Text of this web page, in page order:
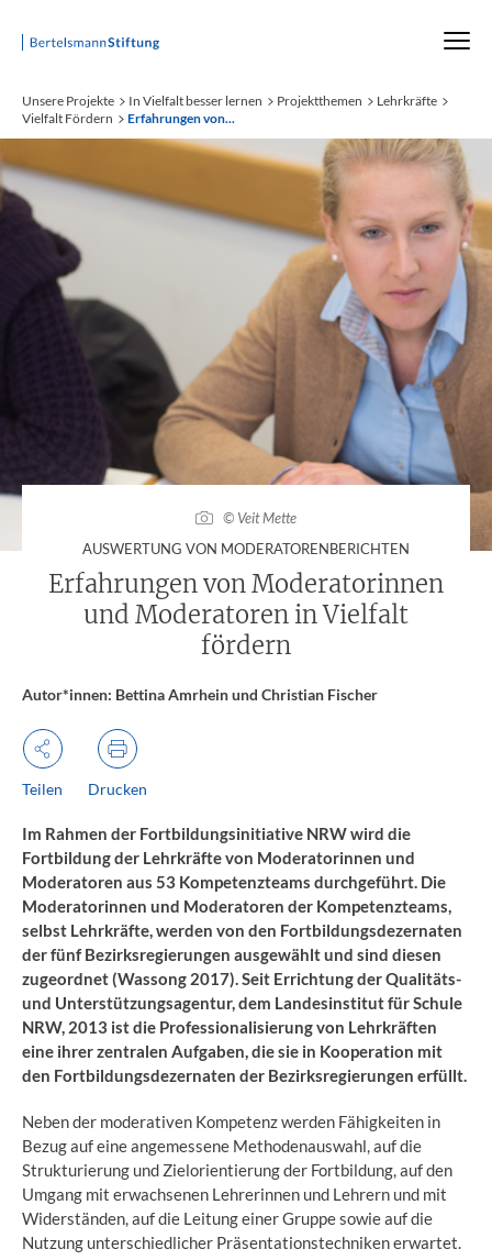
Startseite
Unsere Projekte In Vielfalt besser lernen Projektthemen
Lehrkräfte
Vielfalt Fördern
Erfahrungen von...
© Veit Mette
AUSWERTUNG VON MODERATORENBERICHTEN
Erfahrungen von Moderatorinnen
und Moderatoren in Vielfalt
fördern
Autor*innen: Bettina Amrhein und Christian Fischer
Teilen Drucken
Im Rahmen der Fortbildungsinitiative NRW wird die
Fortbildung der Lehrkräfte von Moderatorinnen und
Moderatoren aus 53 Kompetenzteams durchgeführt. Die
Moderatorinnen und Moderatoren der Kompetenzteams,
selbst Lehrkräfte, werden von den Fortbildungsdezernaten
der fünf Bezirksregierungen ausgewählt und sind diesen
zugeordnet (Wassong 2017). Seit Errichtung der Qualitäts-
und Unterstützungsagentur, dem Landesinstitut für Schule
NRW, 2013 ist die Professionalisierung von Lehrkräften
eine ihrer zentralen Aufgaben, die sie in Kooperation mit
den Fortbildungsdezernaten der Bezirksregierungen erfüllt.
Neben der moderativen Kompetenz werden Fähigkeiten in
Bezug auf eine angemessene Methodenauswahl, auf die
Strukturierung und Zielorientierung der Fortbildung, auf den
Umgang mit erwachsenen Lehrerinnen und Lehrern und mit
Widerständen, auf die Leitung einer Gruppe sowie auf die
Nutzung unterschiedlicher Präsentationstechniken erwartet.